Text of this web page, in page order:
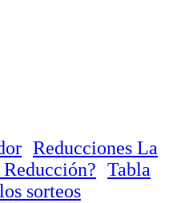
Reducciones La
Reducción? Tabla
sorteos